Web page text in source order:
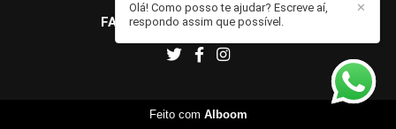
FABIO BENEDITTO/CONTATO
✕
Olá! Como posso te ajudar? Escreve aí,
respondo assim que possível.
Feito com Alboom